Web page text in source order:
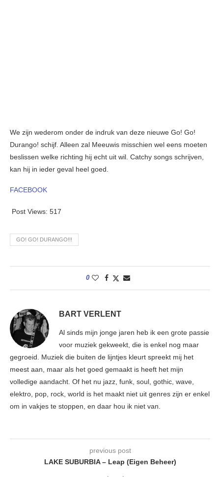
We zijn wederom onder de indruk van deze nieuwe Go! Go!
Durango! schijf. Alleen zal Meeuwis misschien wel eens moeten
beslissen welke richting hij echt uit wil. Catchy songs schrijven,
kan hij in ieder geval heel goed.
FACEBOOK
Post Views: 517
GO! GO! DURANGO!!!
0
BART VERLENT
Al sinds mijn jonge jaren heb ik een grote passie
voor muziek gekweekt, die is enkel nog maar
gegroeid. Muziek die buiten de lijntjes kleurt spreekt mij het
meest aan, maar als het goed gemaakt is heeft het mijn
volledige aandacht. Of het nu jazz, funk, soul, gothic, wave,
elektro, pop, rock, world is het maakt niet uit genres zijn er enkel
om in vakjes te stoppen, en daar hou ik niet van.
previous post
LAKE SUBURBIA – Leap (Eigen Beheer)